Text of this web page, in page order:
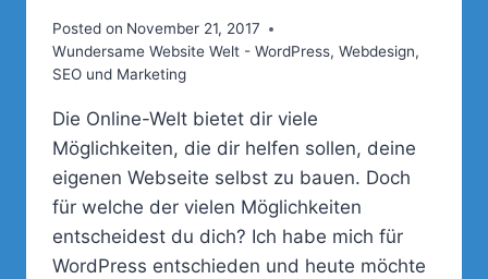
Posted on November 21, 2017
Wundersame Website Welt - WordPress, Webdesign,
SEO und Marketing
Die Online-Welt bietet dir viele
Möglichkeiten, die dir helfen sollen, deine
eigenen Webseite selbst zu bauen. Doch
für welche der vielen Möglichkeiten
entscheidest du dich? Ich habe mich für
WordPress entschieden und heute möchte